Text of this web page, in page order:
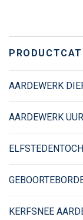
AARDEWERK
AARDEWERK
KERFSNEE